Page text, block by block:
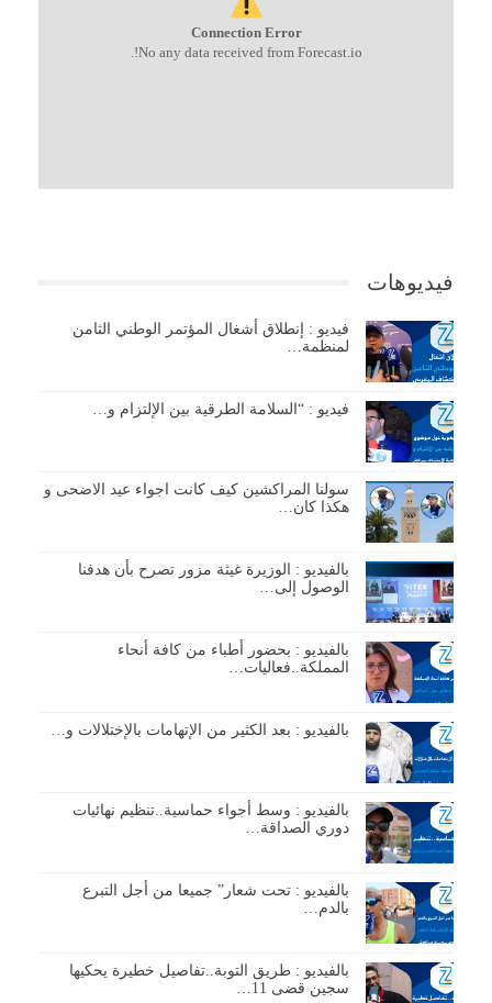
Connection Error
No any data received from Forecast.io!.
فيديوهات
فيديو : إنطلاق أشغال المؤتمر الوطني الثامن
لمنظمة…
فيديو : “السلامة الطرقية بين الإلتزام و…
سولنا المراكشين كيف كانت اجواء عيد الاضحى و
هكذا كان…
بالفيديو : الوزيرة غيثة مزور تصرح بأن هدفنا
الوصول إلى…
بالفيديو : بحضور أطباء من كافة أنحاء
المملكة..فعاليات…
بالفيديو : بعد الكثير من الإتهامات بالإختلالات و…
بالفيديو : وسط أجواء حماسية..تنظيم نهائيات
دوري الصداقة…
بالفيديو : تحت شعار” جميعا من أجل التبرع
بالدم…
بالفيديو : طريق التوبة..تفاصيل خطيرة يحكيها
سجين قضى 11…